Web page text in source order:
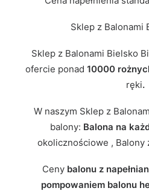
Sklep z Balonami
Sklep z Balonami Bielsko
ofercie ponad 10000
ręki.
W naszym Sklep z
balony: Balona na
okolicznościowe , Balony
Ceny balonu z
pompowaniem balonu